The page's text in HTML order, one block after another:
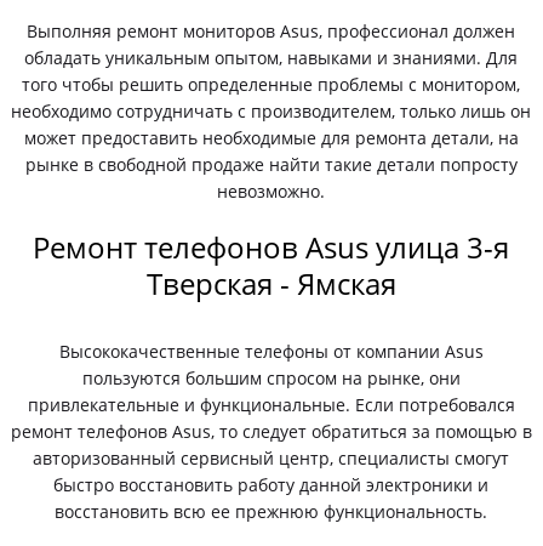
Выполняя ремонт мониторов Asus, профессионал должен
обладать уникальным опытом, навыками и знаниями. Для
того чтобы решить определенные проблемы с монитором,
необходимо сотрудничать с производителем, только лишь он
может предоставить необходимые для ремонта детали, на
рынке в свободной продаже найти такие детали попросту
невозможно.
Ремонт телефонов Asus улица 3-я
Тверская - Ямская
Высококачественные телефоны от компании Asus
пользуются большим спросом на рынке, они
привлекательные и функциональные. Если потребовался
ремонт телефонов Asus, то следует обратиться за помощью в
авторизованный сервисный центр, специалисты смогут
быстро восстановить работу данной электроники и
восстановить всю ее прежнюю функциональность.